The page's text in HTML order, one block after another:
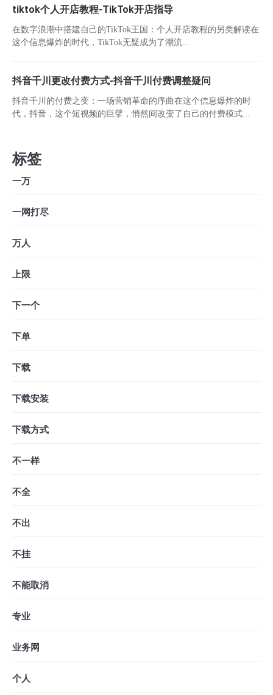
tiktok个人开店教程-TikTok开店指导
在数字浪潮中搭建自己的TikTok王国：个人开店教程的另类解读在
这个信息爆炸的时代，TikTok无疑成为了潮流...
抖音千川更改付费方式-抖音千川付费调整疑问
抖音千川的付费之变：一场营销革命的序曲在这个信息爆炸的时
代，抖音，这个短视频的巨擘，悄然间改变了自己的付费模式...
标签
一万
一网打尽
万人
上限
下一个
下单
下载
下载安装
下载方式
不一样
不全
不出
不挂
不能取消
专业
业务网
个人